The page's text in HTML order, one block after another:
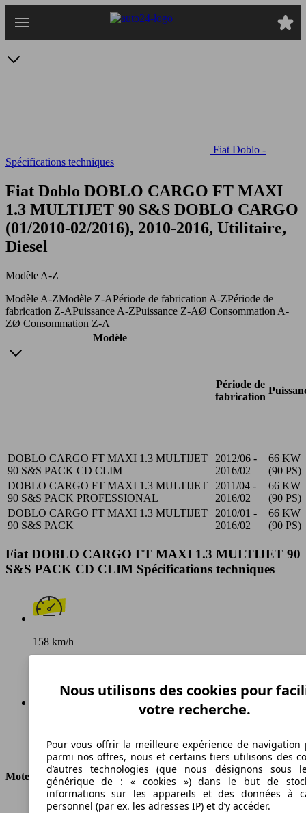
au
Fiat Doblo -
Spécifications techniques
Fiat Doblo DOBLO CARGO FT MAXI
1.3 MULTIJET 90 S&S DOBLO CARGO
(01/2010-02/2016), 2010-2016, Utilitaire,
Diesel
Modèle A-Z
Modèle A-ZModèle Z-APériode de fabrication A-ZPériode de
fabrication Z-APuissance A-ZPuissance Z-AØ Consommation A-
ZØ Consommation Z-A
Modèle
Période de
fabrication
DOBLO CARGO FT MAXI 1.3 MULTIJET
90 S&S PACK CD CLIM
2012/06 -
2016/02
66 KW
(90 PS)
DOBLO CARGO FT MAXI 1.3 MULTIJET
90 S&S PACK PROFESSIONAL
2011/04 -
2016/02
66 KW
(90 PS)
DOBLO CARGO FT MAXI 1.3 MULTIJET
90 S&S PACK
2010/01 -
2016/02
66 KW
(90 PS)
Fiat DOBLO CARGO FT MAXI 1.3 MULTIJET 90
S&S PACK CD CLIM Spécifications techniques
158 km/h
Carburant
Moteur et Puissance
KW (CH)
66 kW (90 PS)
Nous utilisons des cookies pour
votre recherche.
Pour vous offrir la meilleure expérience de navigation
parmi nos offres, nous et certains tiers utilisons des
d’autres technologies (que nous désignons sous
générique de : « cookies ») dans le but de
informations sur les appareils et des données à
personnel (par ex. les adresses IP) et d’y accéder.